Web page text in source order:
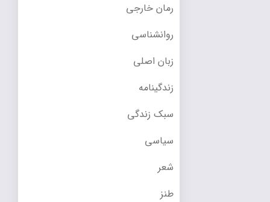
رمان خارجی
روانشناسی
زبان اصلی
زندگینامه
سبک زندگی
سیاسی
شعر
طنز